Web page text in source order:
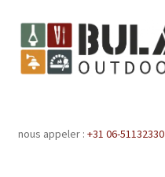
Boutique en ligne
nous appeler : +31 06-51132330